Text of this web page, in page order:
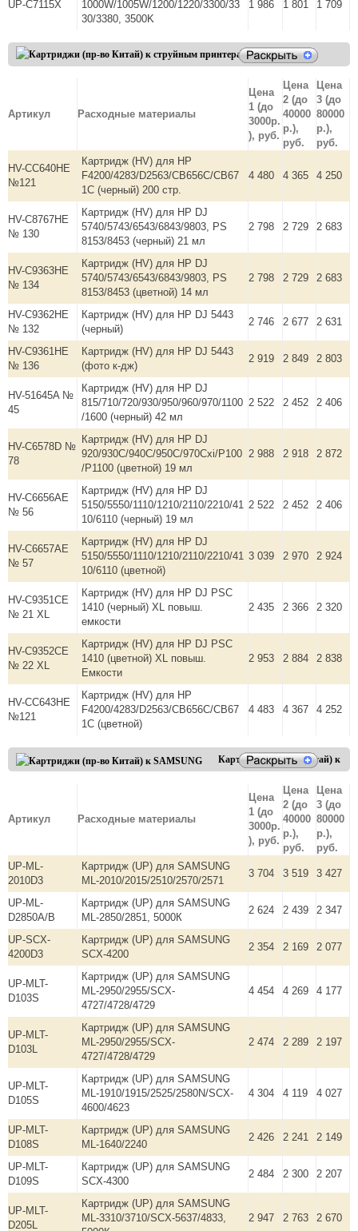
UP-C7115X
1000W/1005W/1200/1220/3300/33
30/3380, 3500K
1 986 1 801 1 709
Артикул Расходные материалы
Цена
1 (до
3000р.
), руб.
Цена
2 (до
40000
р.),
руб.
Цена
3 (до
80000
р.),
руб.
HV-CC640HE
№121
Картридж (HV) для HP
F4200/4283/D2563/CB656C/CB67
1C (черный) 200 стр.
4 480 4 365 4 250
HV-С8767HE
№ 130
Картридж (HV) для HP DJ
5740/5743/6543/6843/9803, PS
8153/8453 (черный) 21 мл
2 798 2 729 2 683
HV-С9363HE
№ 134
Картридж (HV) для HP DJ
5740/5743/6543/6843/9803, PS
8153/8453 (цветной) 14 мл
2 798 2 729 2 683
HV-С9362HE
№ 132
Картридж (HV) для HP DJ 5443
(черный)
2 746 2 677 2 631
HV-С9361HE
№ 136
Картридж (HV) для HP DJ 5443
(фото к-дж)
2 919 2 849 2 803
HV-51645A №
45
Картридж (HV) для HP DJ
815/710/720/930/950/960/970/1100
/1600 (черный) 42 мл
2 522 2 452 2 406
HV-C6578D №
78
Картридж (HV) для HP DJ
920/930С/940С/950C/970Cxi/P100
/P1100 (цветной) 19 мл
2 988 2 918 2 872
HV-C6656AE
№ 56
Картридж (HV) для HP DJ
5150/5550/1110/1210/2110/2210/41
10/6110 (черный) 19 мл
2 522 2 452 2 406
HV-С6657АE
№ 57
Картридж (HV) для HP DJ
5150/5550/1110/1210/2110/2210/41
10/6110 (цветной)
3 039 2 970 2 924
HV-C9351CE
№ 21 XL
Картридж (HV) для HP DJ PSC
1410 (черный) XL повыш.
емкости
2 435 2 366 2 320
HV-C9352CE
№ 22 XL
Картридж (HV) для HP DJ PSC
1410 (цветной) XL повыш.
Емкости
2 953 2 884 2 838
HV-CC643HE
№121
Картридж (HV) для HP
F4200/4283/D2563/CB656C/CB67
1C (цветной)
4 483 4 367 4 252
Картриджи (пр-во Китай) к
Артикул Расходные материалы
Цена
1 (до
3000р.
), руб.
Цена
2 (до
40000
р.),
руб.
Цена
3 (до
80000
р.),
руб.
UP-ML-
2010D3
Картридж (UP) для SAMSUNG
ML-2010/2015/2510/2570/2571
3 704 3 519 3 427
UP-ML-
D2850A/B
Картридж (UP) для SAMSUNG
ML-2850/2851, 5000К
2 624 2 439 2 347
UP-SCX-
4200D3
Картридж (UP) для SAMSUNG
SCX-4200
2 354 2 169 2 077
UP-MLT-
D103S
Картридж (UP) для SAMSUNG
ML-2950/2955/SCX-
4727/4728/4729
4 454 4 269 4 177
UP-MLT-
D103L
Картридж (UP) для SAMSUNG
ML-2950/2955/SCX-
4727/4728/4729
2 474 2 289 2 197
UP-MLT-
D105S
Картридж (UP) для SAMSUNG
ML-1910/1915/2525/2580N/SCX-
4600/4623
4 304 4 119 4 027
UP-MLT-
D108S
Картридж (UP) для SAMSUNG
ML-1640/2240
2 426 2 241 2 149
UP-MLT-
D109S
Картридж (UP) для SAMSUNG
SCX-4300
2 484 2 300 2 207
UP-MLT-
D205L
Картридж (UP) для SAMSUNG
ML-3310/3710/SCX-5637/4833,
2 947 2 763 2 670